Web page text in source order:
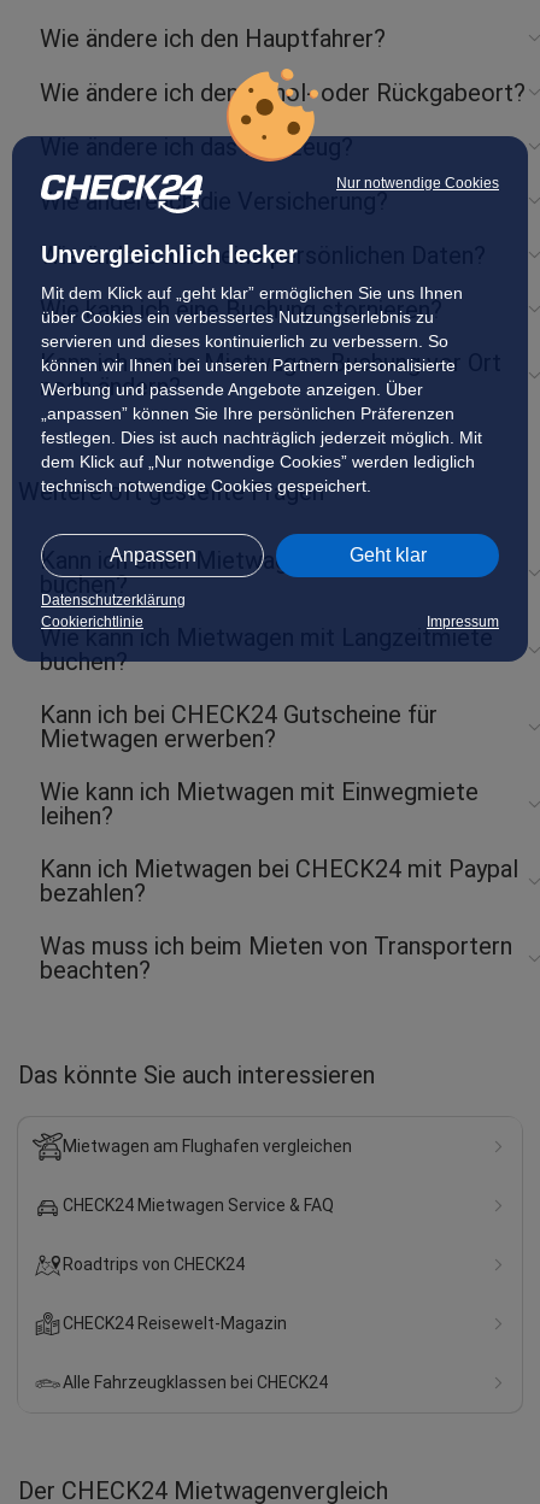
Nur notwendige Cookies
Unvergleichlich lecker
Mit dem Klick auf „geht klar” ermöglichen Sie uns Ihnen
über Cookies ein verbessertes Nutzungserlebnis zu
servieren und dieses kontinuierlich zu verbessern. So
können wir Ihnen bei unseren Partnern personalisierte
Werbung und passende Angebote anzeigen. Über
„anpassen” können Sie Ihre persönlichen Präferenzen
festlegen. Dies ist auch nachträglich jederzeit möglich. Mit
dem Klick auf „Nur notwendige Cookies” werden lediglich
technisch notwendige Cookies gespeichert.
Anpassen Geht klar
Datenschutzerklärung
Cookierichtlinie
Impressum
Wie ändere ich den Hauptfahrer?
Wie ändere ich den Abhol- oder Rückgabeort?
Wie ändere ich das Fahrzeug?
Wie ändere ich die Versicherung?
Wie ändere ich meine persönlichen Daten?
Wie kann ich eine Buchung stornieren?
Kann ich meine Mietwagen-Buchung vor Ort
noch ändern?
Weitere oft gestellte Fragen
Kann ich einen Mietwagen ohne Kreditkarte
buchen?
Wie kann ich Mietwagen mit Langzeitmiete
buchen?
Kann ich bei CHECK24 Gutscheine für
Mietwagen erwerben?
Wie kann ich Mietwagen mit Einwegmiete
leihen?
Kann ich Mietwagen bei CHECK24 mit Paypal
bezahlen?
Was muss ich beim Mieten von Transportern
beachten?
Das könnte Sie auch interessieren
Mietwagen am Flughafen vergleichen
CHECK24 Mietwagen Service & FAQ
Roadtrips von CHECK24
CHECK24 Reisewelt-Magazin
Alle Fahrzeugklassen bei CHECK24
Der CHECK24 Mietwagenvergleich